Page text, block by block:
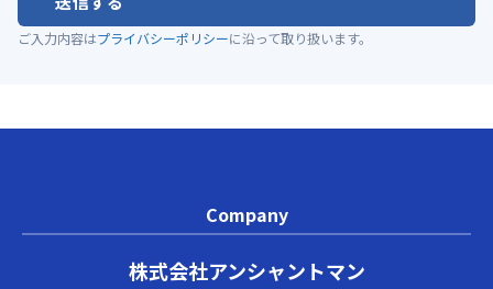
ご入力内容はプライバシーポリシーに沿って取り扱います。
Company
株式会社アンシャントマン